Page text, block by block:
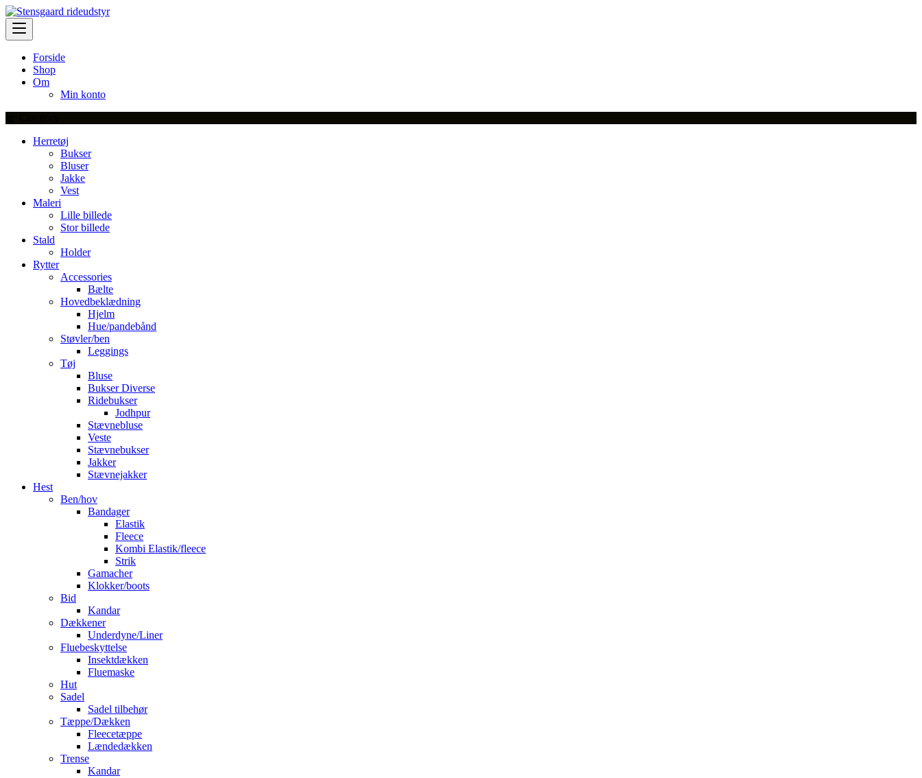
Skip
to
content
Forside
Shop
Om
Min konto
Herretøj
Bukser
Bluser
Jakke
Vest
Maleri
Lille billede
Stor billede
Stald
Holder
Rytter
Accessories
Bælte
Hovedbeklædning
Hjelm
Hue/pandebånd
Støvler/ben
Leggings
Tøj
Bluse
Bukser Diverse
Ridebukser
Jodhpur
Stævnebluse
Veste
Stævnebukser
Jakker
Stævnejakker
Hest
Ben/hov
Bandager
Elastik
Fleece
Kombi Elastik/fleece
Strik
Gamacher
Klokker/boots
Bid
Kandar
Dækkener
Underdyne/Liner
Fluebeskyttelse
Insektdækken
Fluemaske
Hut
Sadel
Sadel tilbehør
Tæppe/Dækken
Fleecetæppe
Lændedækken
Trense
Kandar